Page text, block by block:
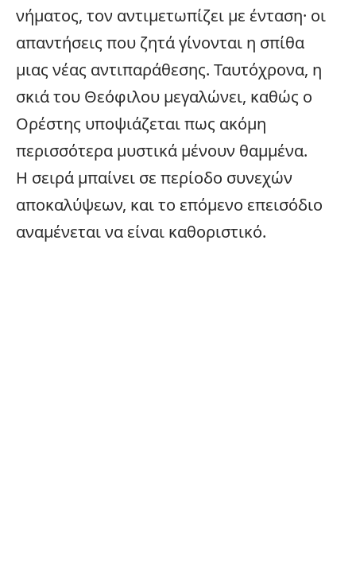
νήματος, τον αντιμετωπίζει με ένταση· οι
απαντήσεις που ζητά γίνονται η σπίθα
μιας νέας αντιπαράθεσης. Ταυτόχρονα, η
σκιά του Θεόφιλου μεγαλώνει, καθώς ο
Ορέστης υποψιάζεται πως ακόμη
περισσότερα μυστικά μένουν θαμμένα.
Η σειρά μπαίνει σε περίοδο συνεχών
αποκαλύψεων, και το επόμενο επεισόδιο
αναμένεται να είναι καθοριστικό.